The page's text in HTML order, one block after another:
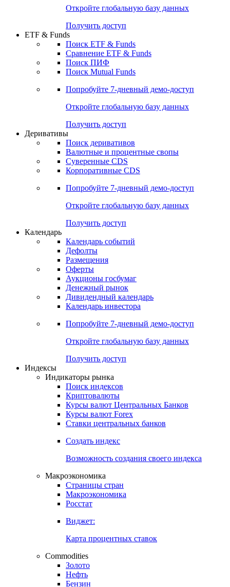
Поиск кредитов
Попробуйте7-дневный
Откройте глобальную базу данных
Получить доступ
ETF & Funds
Сравнение ETF & Funds
Поиск Mutual Funds
Попробуйте7-дневный
Откройте глобальную базу данных
Получить доступ
Деривативы
Валютные и процентные свопы
Корпоративные CDS
Попробуйте7-дневный
Откройте глобальную базу данных
Получить доступ
Календарь
Календарь событий
Дефолты
Размещения
Оферты
Денежный рынок
Календарь инвестора
Попробуйте7-дневный
Откройте глобальную базу данных
Получить доступ
Индикаторы рынка
Поиск индексов
Курсы валют Центральных Банков
Ставки центральных банков
Создать индекс
Возможность создания своего индекса
Страницы стран
Росстат
Виджет:
Карта процентных ставок